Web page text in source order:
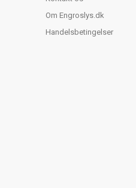
Om Engroslys.dk
Handelsbetingelser